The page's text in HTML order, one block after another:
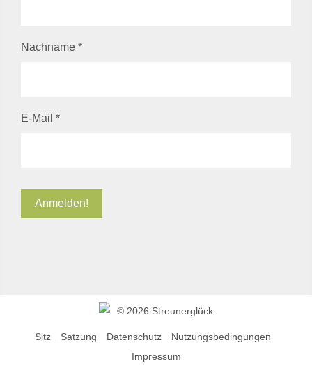
Nachname *
E-Mail *
© 2026 Streunerglück
Sitz Satzung Datenschutz
Nutzungsbedingungen
Impressum